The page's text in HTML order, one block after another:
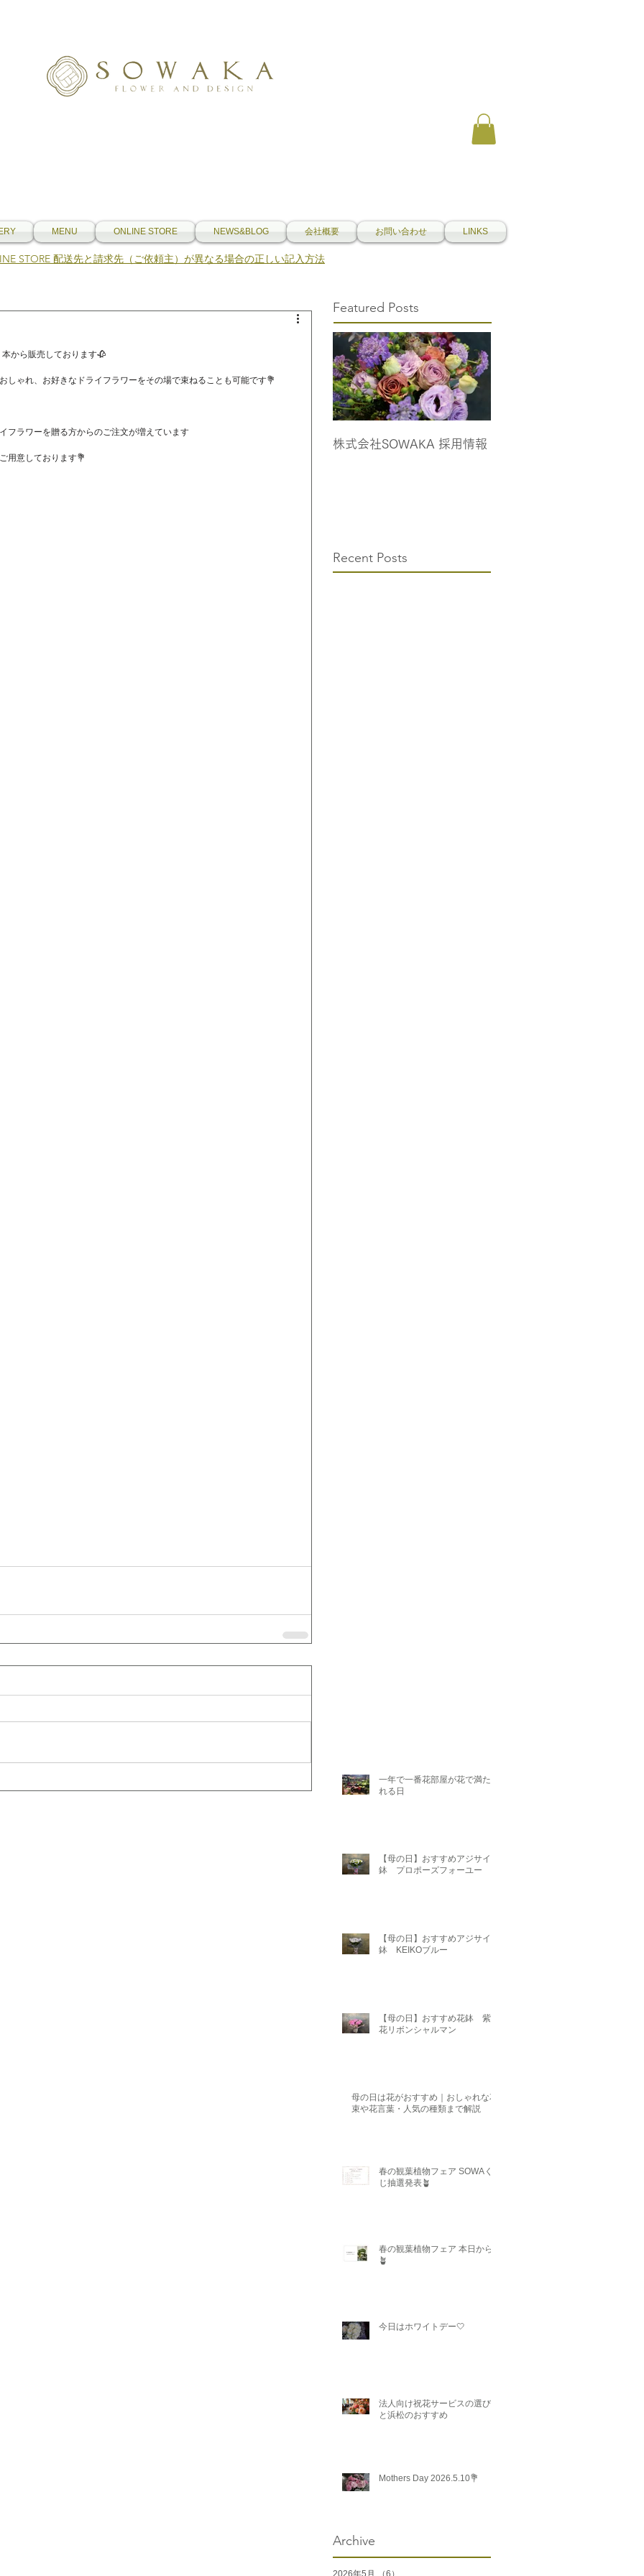
MENU ONLINE STORE NEWS&BLOG 会社概要 お問い合わせ LINKS
STORE 配送先と請求先（ご依頼主）が異なる場合の正しい記入方法
から販売しております🥀
しゃれ、お好きなドライフラワーをその場で束ねることも可能です💐
フラワーを贈る方からのご注文が増えています
用意しております💐
Featured Posts
株式会社SOWAKA 採用情報
Recent Posts
一年で一番花部屋が花で満たさ
れる日
【母の日】おすすめアジサイ
鉢 プロポーズフォーユー
【母の日】おすすめアジサイ
鉢 KEIKOブルー
【母の日】おすすめ花鉢 紫陽
花リボンシャルマン
母の日は花がおすすめ｜おしゃれな花
束や花言葉・人気の種類まで解説
春の観葉植物フェア SOWAく
じ抽選発表🪴
春の観葉植物フェア 本日から
🪴
今日はホワイトデー🤍
法人向け祝花サービスの選び方
と浜松のおすすめ
Mothers Day 2026.5.10💐
Archive
2026年5月 （6）